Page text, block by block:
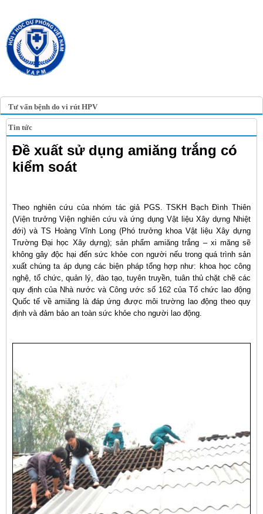
Tư vấn bệnh do vi rút HPV
Tin tức
Đề xuất sử dụng amiăng trắng có
kiểm soát
Theo nghiên cứu của nhóm tác giả PGS. TSKH Bạch Đình Thiên
(Viện trưởng Viện nghiên cứu và ứng dụng Vật liệu Xây dựng Nhiệt
đới) và TS Hoàng Vĩnh Long (Phó trưởng khoa Vật liệu Xây dựng
Trường Đại học Xây dựng); sản phẩm amiăng trắng – xi măng sẽ
không gây độc hại đến sức khỏe con người nếu trong quá trình sản
xuất chúng ta áp dụng các biện pháp tổng hợp như: khoa học công
nghệ, tổ chức, quản lý, đào tạo, tuyên truyền, tuân thủ chặt chẽ các
quy định của Nhà nước và Công ước số 162 của Tổ chức lao động
Quốc tế về amiăng là đáp ứng được môi trường lao động theo quy
định và đảm bảo an toàn sức khỏe cho người lao động.